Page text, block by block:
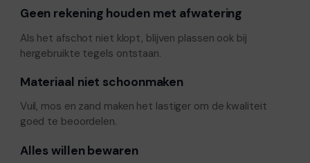
Geen rekening houden met afwatering
Als het afschot niet klopt, blijven plassen ook bij
hergebruikte tegels ontstaan.
Materiaal niet schoonmaken
Vuil, mos en zand maken het lastiger om de kwaliteit
goed te beoordelen.
Alles willen bewaren